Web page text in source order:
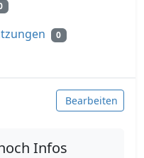
0
Bearbeiten
Infos